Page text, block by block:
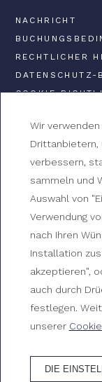
NACHRICHT
RECHTLICHER
DATENSCHUTZ-
COOKIE-
Av. Mar
+34 972 340 312
HG-000174
Wir
Drittanbietern,
verbessern,
sammeln und
Auswahl von
Verwendung
nach Ihren
Installation
akzeptieren",
auch durch
festlegen.
unserer
DIE